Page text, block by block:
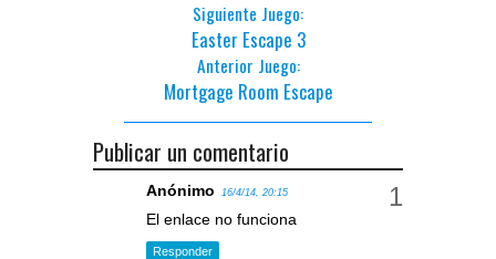
Siguiente Juego:
Easter Escape 3
Anterior Juego:
Mortgage Room Escape
Publicar un comentario
Anónimo 16/4/14, 20:15
El enlace no funciona
Responder